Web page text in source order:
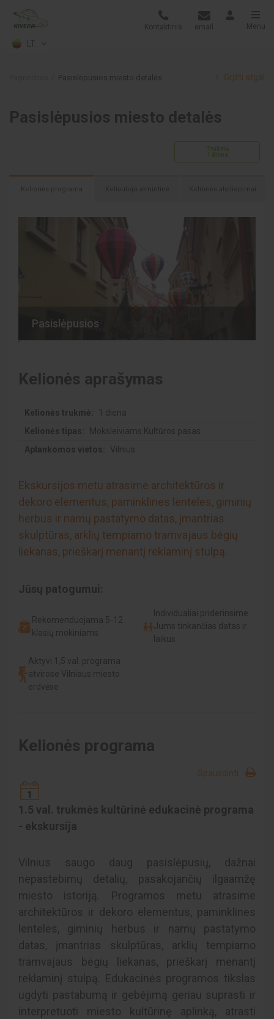
LT
Kontaktinis email Menu
Pasislėpusios miesto detalės Grįžti atgal
Pasislėpusios miesto detalės
Trukmė
1 diena
Kelionės programa
Pasislėpusios
Kelionės aprašymas
Kelionės trukmė:
1 diena
Kelionės tipas:
Moksleiviams Kultūros pasas
Aplankomos vietos:
Vilnius
Ekskursijos metu atrasime architektūros ir
dekoro elementus, paminklines lenteles, giminių
herbus ir namų pastatymo datas, įmantrias
skulptūras, arklių tempiamo tramvajaus bėgių
liekanas, prieškarį menantį reklaminį stulpą.
Jūsų patogumui:
Rekomenduojama 5-12
klasių mokiniams
Individualiai priderinsime
Jums tinkančias datas ir
laikus
Aktyvi 1,5 val. programa
atvirose Vilniaus miesto
erdvėse
Kelionės programa
Spausdinti
1
1.5 val. trukmės kultūrinė edukacinė programa
- ekskursija
Vilnius saugo daug pasislėpusių, dažnai
nepastebimų detalių, pasakojančių ilgaamžę
miesto istoriją. Programos metu atrasime
architektūros ir dekoro elementus, paminklines
lenteles, giminių herbus ir namų pastatymo
datas, įmantrias skulptūras, arklių tempiamo
tramvajaus bėgių liekanas, prieškarį menantį
reklaminį stulpą. Edukacinės programos tikslas
ugdyti pastabumą ir gebėjimą geriau suprasti ir
interpretuoti miesto kultūrinę aplinką, atrasti